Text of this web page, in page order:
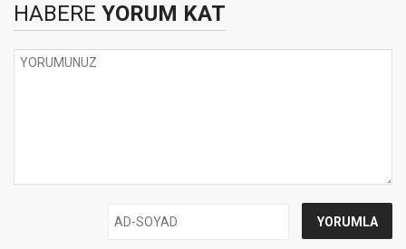
HABERE YORUM KAT